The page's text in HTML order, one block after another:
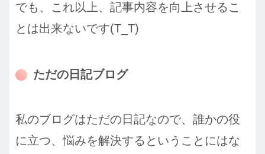
でも、これ以上、記事内容を向上させるこ
とは出来ないです(T_T)
ただの日記ブログ
私のブログはただの日記なので、誰かの役
に立つ、悩みを解決するということにはな